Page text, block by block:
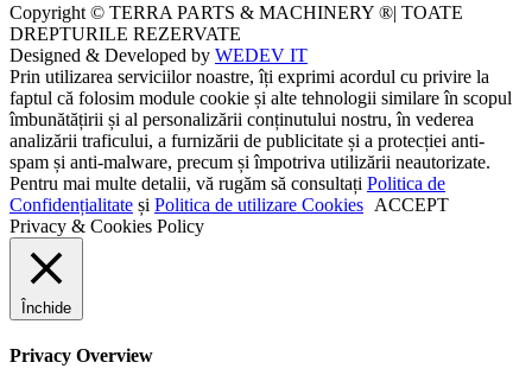
Copyright © TERRA PARTS & MACHINERY ®| TOATE
DREPTURILE REZERVATE
Designed & Developed by WEDEV IT
Prin utilizarea serviciilor noastre, îți exprimi acordul cu privire la
faptul că folosim module cookie și alte tehnologii similare în scopul
îmbunătățirii și al personalizării conținutului nostru, în vederea
analizării traficului, a furnizării de publicitate și a protecției anti-
spam și anti-malware, precum și împotriva utilizării neautorizate.
Pentru mai multe detalii, vă rugăm să consultați Politica de
Confidențialitate și Politica de utilizare Cookies ACCEPT
Privacy & Cookies Policy
Închide
Privacy Overview